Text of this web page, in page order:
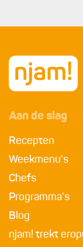
Aan de slag
Recepten
Weekmenu's
Chefs
Programma's
Blog
njam! trekt